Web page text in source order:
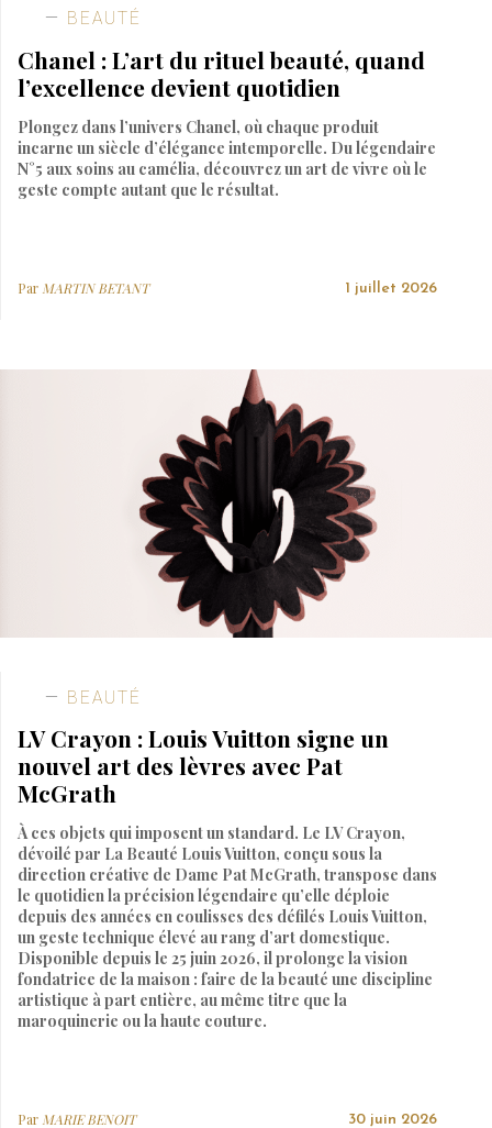
BEAUTÉ
Chanel : L’art du rituel beauté, quand
l’excellence devient quotidien
Plongez dans l’univers Chanel, où chaque produit
incarne un siècle d’élégance intemporelle. Du légendaire
N°5 aux soins au camélia, découvrez un art de vivre où le
geste compte autant que le résultat.
Par MARTIN BETANT 1 juillet 2026
BEAUTÉ
LV Crayon : Louis Vuitton signe un
nouvel art des lèvres avec Pat
McGrath
À ces objets qui imposent un standard. Le LV Crayon,
dévoilé par La Beauté Louis Vuitton, conçu sous la
direction créative de Dame Pat McGrath, transpose dans
le quotidien la précision légendaire qu’elle déploie
depuis des années en coulisses des défilés Louis Vuitton,
un geste technique élevé au rang d’art domestique.
Disponible depuis le 25 juin 2026, il prolonge la vision
fondatrice de la maison : faire de la beauté une discipline
artistique à part entière, au même titre que la
maroquinerie ou la haute couture.
ParMARIE BENOIT 30 juin 2026